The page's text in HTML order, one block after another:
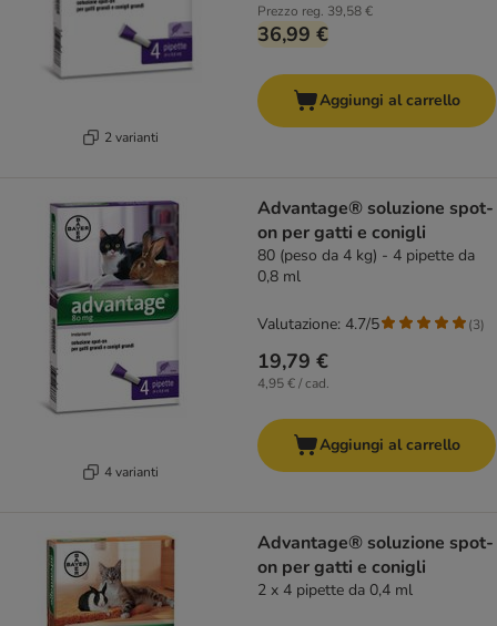
2 varianti
Prezzo reg. 39,58 €
36,99 €
Aggiungi al carrello
4 varianti
Advantage® soluzione spot-
on per gatti e conigli
80 (peso da 4 kg) - 4 pipette da
0,8 ml
19,79 €
4,95 € / cad.
Valutazione: 4.7/5 (3)
Aggiungi al carrello
Advantage® soluzione spot-
on per gatti e conigli
2 x 4 pipette da 0,4 ml